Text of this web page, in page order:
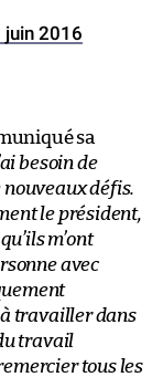
juin 2016
sa
besoin de
nouveaux défis.
le président,
m’ont
avec
à travailler dans
travail
tous les